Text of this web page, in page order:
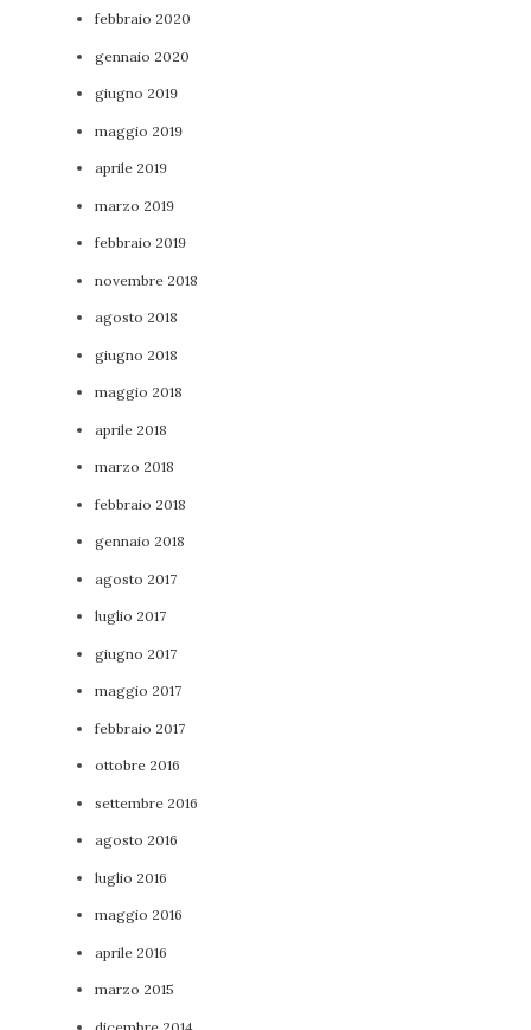
febbraio 2020
gennaio 2020
giugno 2019
maggio 2019
aprile 2019
marzo 2019
febbraio 2019
novembre 2018
agosto 2018
giugno 2018
maggio 2018
aprile 2018
marzo 2018
febbraio 2018
gennaio 2018
agosto 2017
luglio 2017
giugno 2017
maggio 2017
febbraio 2017
ottobre 2016
settembre 2016
agosto 2016
luglio 2016
maggio 2016
aprile 2016
marzo 2015